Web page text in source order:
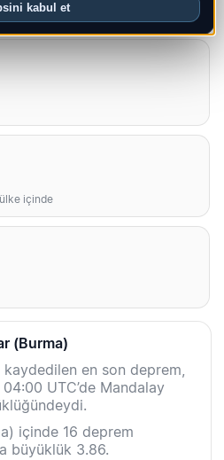
kabul et
ülke içinde
(Burma)
en son deprem,
UTC’de Mandalay
içinde 16 deprem
büyüklük 3.86.